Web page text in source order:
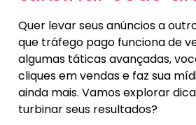
Quer levar seus anúncios a
que tráfego pago funciona de
algumas táticas avançadas,
cliques em vendas e faz sua
ainda mais. Vamos explorar
turbinar seus resultados?